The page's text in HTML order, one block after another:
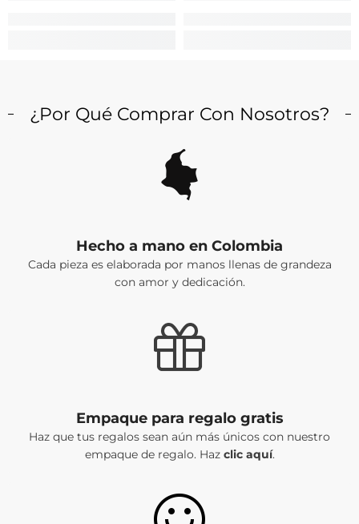
¿Por Qué Comprar Con Nosotros?
Hecho a mano en Colombia
Cada pieza es elaborada por manos llenas de grandeza
con amor y dedicación.
Empaque para regalo gratis
Haz que tus regalos sean aún más únicos con nuestro
empaque de regalo. Haz clic aquí.